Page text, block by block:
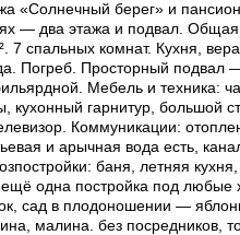
«Солнечный берег» и
— два этажа и подвал.
7 спальных комнат. Кухня,
Погреб. Просторный подвал
Мебель и техника:
кухонный гарнитур, большой
Коммуникации:
и арычная вода есть,
баня, летняя кухня,
одна постройка под любые
сад в плодоношении —
малина. без посредников,